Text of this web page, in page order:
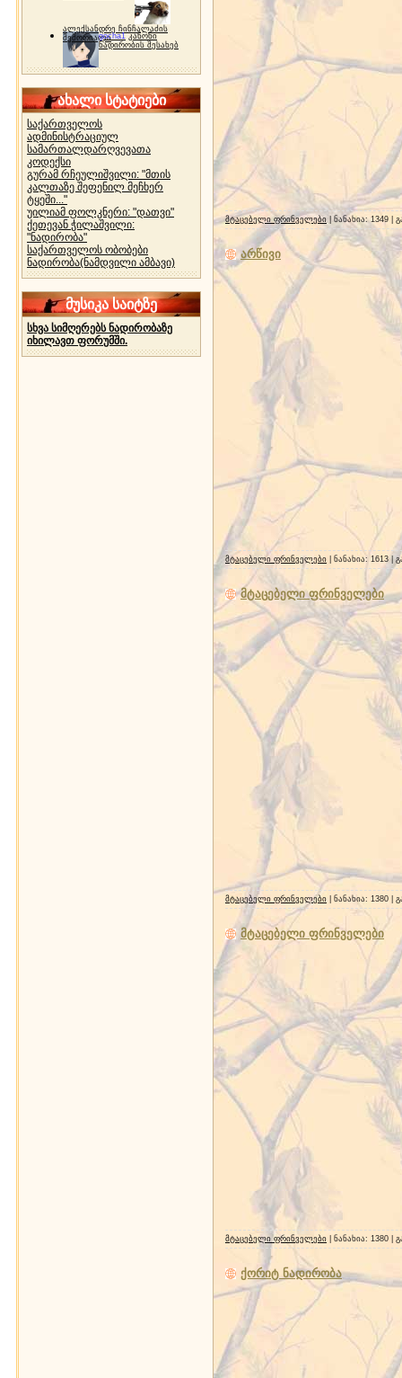
ალექსანდრე ჩინჩალაძის
მემორიალიgocha1 კანონი
ნადირობის შესახებ
ახალი სტატიები
საქართველოს
ადმინისტრაციულ
სამართალდარღვევათა
კოდექსი
გურამ რჩეულიშვილი: "მთის
კალთაზე შეფენილ მეჩხერ
ტყეში..."
უილიამ ფოლკნერი: "დათვი"
ქეთევან ჭილაშვილი:
"ნადირობა"
საქართველოს ობობები
ნადირობა(ნამდვილი ამბავი)
მუსიკა საიტზე
სხვა სიმღერებს ნადირობაზე
იხილავთ ფორუმში.
მტაცებელი ფრინველები | ნანახია: 1349
არწივი
მტაცებელი ფრინველები | ნანახია: 1613
მტაცებელი ფრინველები
მტაცებელი ფრინველები | ნანახია: 1380
მტაცებელი ფრინველები
მტაცებელი ფრინველები | ნანახია: 1380
ქორიტ ნადირობა